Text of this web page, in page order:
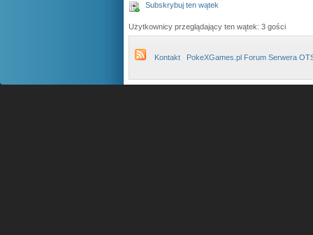
Subskrybuj ten wątek
Użytkownicy przeglądający ten wątek: 3 gości
Kontakt PokeXGames.pl Forum Serwera